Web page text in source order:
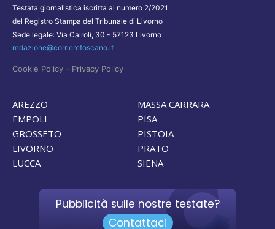
Testata giornalistica iscritta al numero 2/2021
del Registro Stampa del Tribunale di Livorno
Sede legale: Via Cairoli, 30 - 57123 Livorno
redazione@corrieretoscano.it
Cookie Policy - Privacy Policy
AREZZO
EMPOLI
GROSSETO
LIVORNO
LUCCA
MASSA CARRARA
PISA
PISTOIA
PRATO
SIENA
Pubblicità sulle nostre testate?
Contattaci